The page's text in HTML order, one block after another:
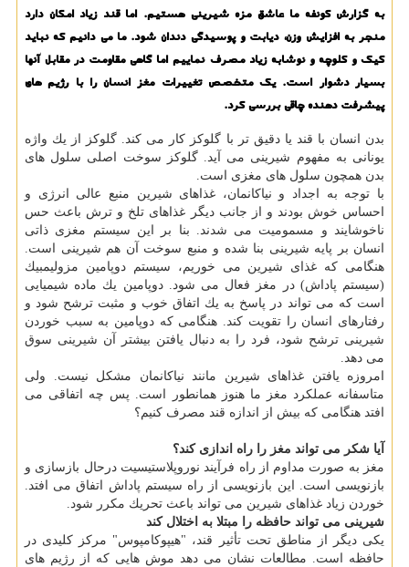
به گزارش كونفه ما عاشق مزه شیرینی هستیم. اما قند زیاد امكان دارد
منجر به افزایش وزن، دیابت و پوسیدگی دندان شود. ما می دانیم كه نباید
كیك و كلوچه و نوشابه زیاد مصرف نماییم اما گاهی مقاومت در مقابل آنها
بسیار دشوار است. یك متخصص تغییرات مغز انسان را با رژیم های
پیشرفت دهنده چاقی بررسی كرد.
بدن انسان با قند یا دقیق تر با گلوكز كار می كند. گلوكز از یك واژه
یونانی به مفهوم شیرینی می آید. گلوكز سوخت اصلی سلول های
بدن همچون سلول های مغزی است.
با توجه به اجداد و نیاكانمان، غذاهای شیرین منبع عالی انرژی و
احساس خوش بودند و از جانب دیگر غذاهای تلخ و ترش باعث حس
ناخوشایند و مسمومیت می شدند. بنا بر این سیستم مغزی ذاتی
انسان بر پایه شیرینی بنا شده و منبع سوخت آن هم شیرینی است.
هنگامی كه غذای شیرین می خوریم، سیستم دوپامین مزولیمبیك
(سیستم پاداش) در مغز فعال می شود. دوپامین یك ماده شیمیایی
است كه می تواند در پاسخ به یك اتفاق خوب و مثبت ترشح شود و
رفتارهای انسان را تقویت كند. هنگامی كه دوپامین به سبب خوردن
شیرینی ترشح شود، فرد را به دنبال یافتن بیشتر آن شیرینی سوق
می دهد.
امروزه یافتن غذاهای شیرین مانند نیاكانمان مشكل نیست. ولی
متاسفانه عملكرد مغز ما هنوز همانطور است. پس چه اتفاقی می
افتد هنگامی كه بیش از اندازه قند مصرف كنیم؟
آیا شكر می تواند مغز را راه اندازی كند؟
مغز به صورت مداوم از راه فرآیند نوروپلاستیسیت درحال بازسازی و
بازنویسی است. این بازنویسی از راه سیستم پاداش اتفاق می افتد.
خوردن زیاد غذاهای شیرین می تواند باعث تحریك مكرر شود.
شیرینی می تواند حافظه را مبتلا به اختلال كند
یكی دیگر از مناطق تحت تأثیر قند، "هیپوكامپوس" مركز كلیدی در
حافظه است. مطالعات نشان می دهد موش هایی كه از رژیم های